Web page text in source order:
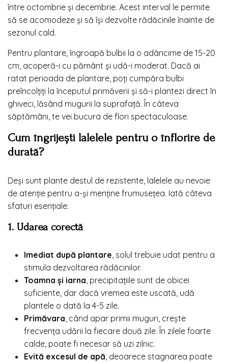
între octombrie și decembrie. Acest interval le permite
să se acomodeze și să își dezvolte rădăcinile înainte de
sezonul cald.
Pentru plantare, îngroapă bulbii la o adâncime de 15-20
cm, acoperă-i cu pământ și udă-i moderat. Dacă ai
ratat perioada de plantare, poți cumpăra bulbi
preîncolțiți la începutul primăverii și să-i plantezi direct în
ghiveci, lăsând mugurii la suprafață. În câteva
săptămâni, te vei bucura de flori spectaculoase.
Cum îngrijești lalelele pentru o înflorire de
durată?
Deși sunt plante destul de rezistente, lalelele au nevoie
de atenție pentru a-și menține frumusețea. Iată câteva
sfaturi esențiale:
1. Udarea corectă
Imediat după plantare , solul trebuie udat pentru a
stimula dezvoltarea rădăcinilor.
Toamna și iarna , precipitațiile sunt de obicei
suficiente, dar dacă vremea este uscată, udă
plantele o dată la 4-5 zile.
Primăvara , când apar primii muguri, crește
frecvența udării la fiecare două zile. În zilele foarte
calde, poate fi necesar să uzi zilnic.
Evită excesul de apă , deoarece stagnarea poate